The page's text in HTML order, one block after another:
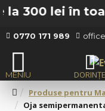
300 lei în
0770 171 989
Produse pentru
Oja